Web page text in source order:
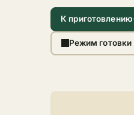
К приготовлению
Режим готовки